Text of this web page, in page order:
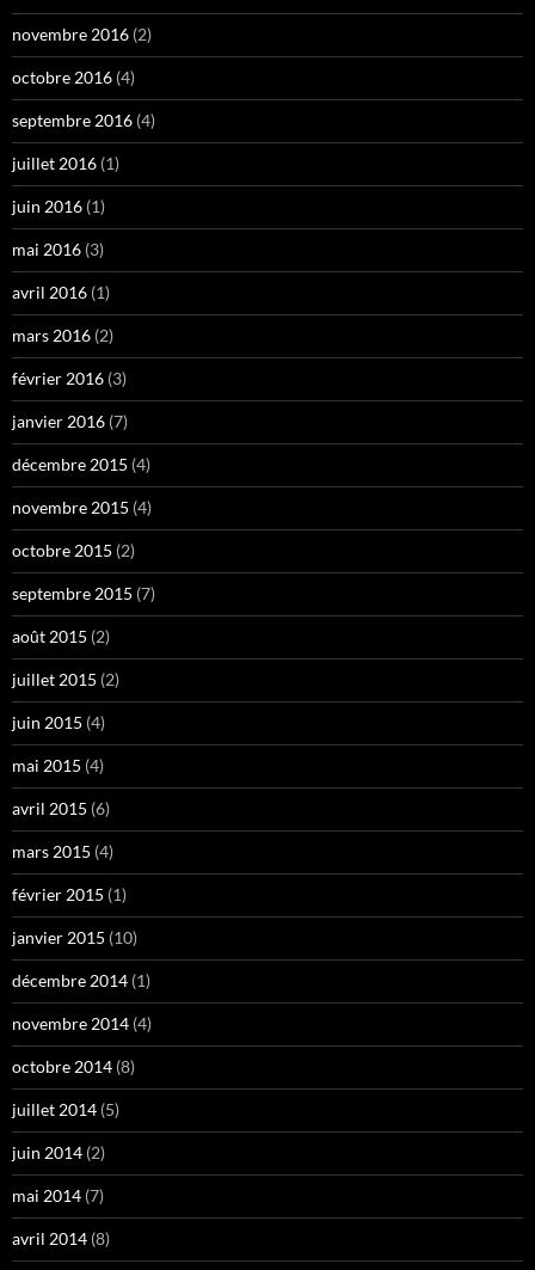
novembre 2016 (2)
octobre 2016 (4)
septembre 2016 (4)
juillet 2016 (1)
juin 2016 (1)
mai 2016 (3)
avril 2016 (1)
mars 2016 (2)
février 2016 (3)
janvier 2016 (7)
décembre 2015 (4)
novembre 2015 (4)
octobre 2015 (2)
septembre 2015 (7)
août 2015 (2)
juillet 2015 (2)
juin 2015 (4)
mai 2015 (4)
avril 2015 (6)
mars 2015 (4)
février 2015 (1)
janvier 2015 (10)
décembre 2014 (1)
novembre 2014 (4)
octobre 2014 (8)
juillet 2014 (5)
juin 2014 (2)
mai 2014 (7)
avril 2014 (8)